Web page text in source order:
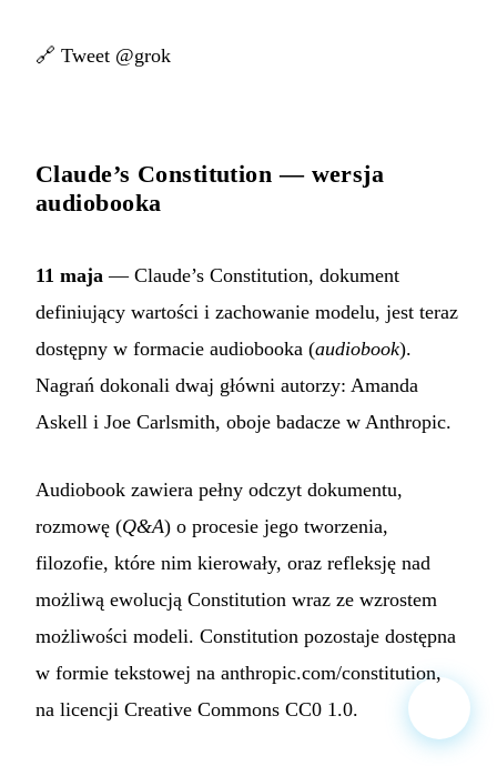
🔗 Tweet @grok
Claude’s Constitution — wersja
audiobooka
11 maja — Claude’s Constitution, dokument
definiujący wartości i zachowanie modelu, jest teraz
dostępny w formacie audiobooka (audiobook).
Nagrań dokonali dwaj główni autorzy: Amanda
Askell i Joe Carlsmith, oboje badacze w Anthropic.
Audiobook zawiera pełny odczyt dokumentu,
rozmowę (Q&A) o procesie jego tworzenia,
filozofie, które nim kierowały, oraz refleksję nad
możliwą ewolucją Constitution wraz ze wzrostem
możliwości modeli. Constitution pozostaje dostępna
w formie tekstowej na anthropic.com/constitution,
na licencji Creative Commons CC0 1.0.